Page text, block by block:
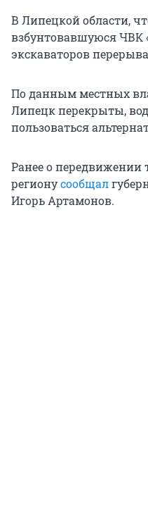
В Липецкой области,
взбунтовавшуюся ЧВК
экскаваторов
По данным местных
Липецк перекрыты,
пользоваться
Ранее о передвижении
регионусообщал
Игорь Артамонов.